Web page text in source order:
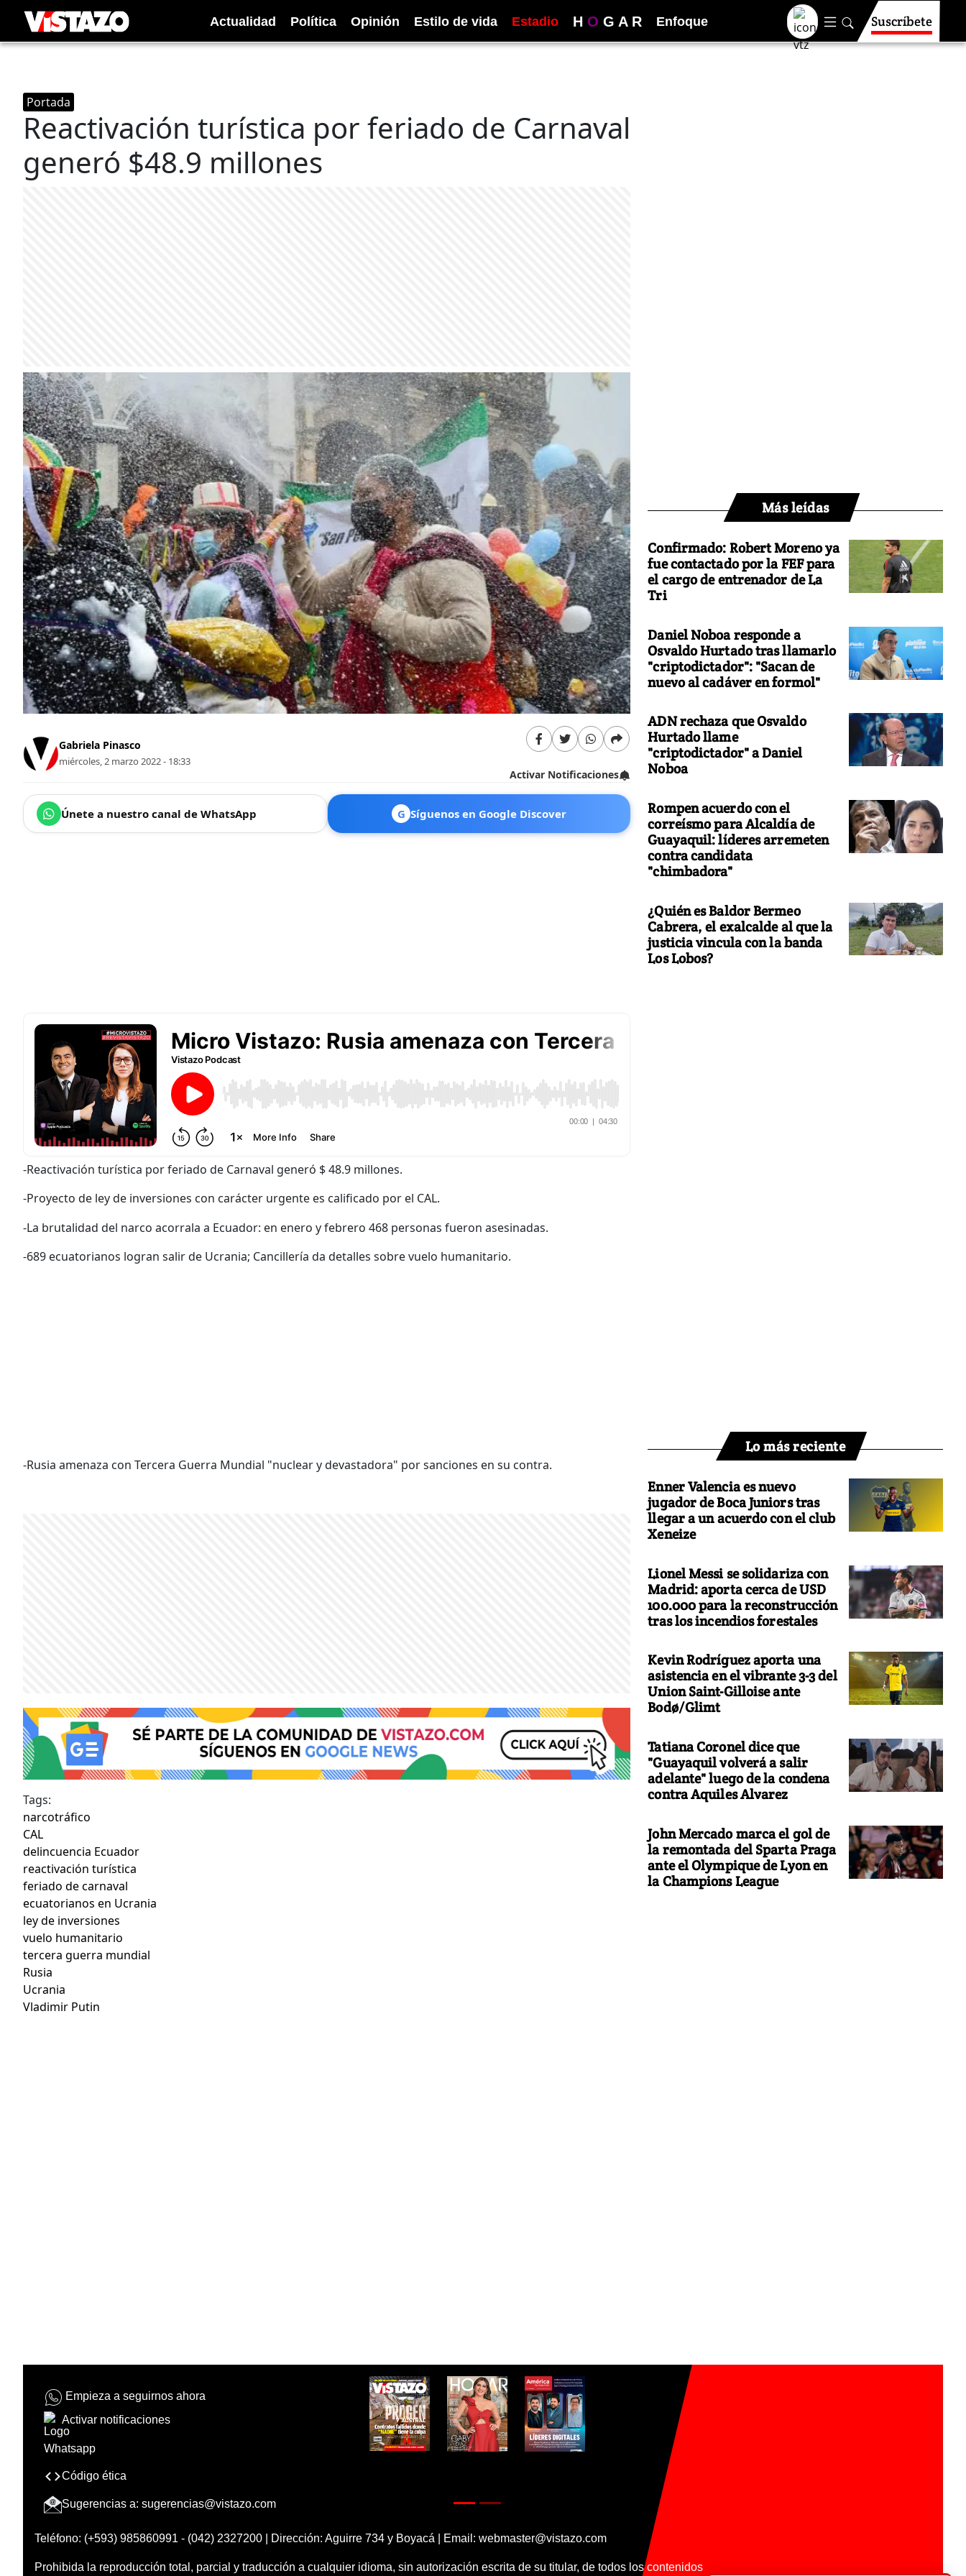
Actualidad Política Opinión Estilo de vida Estadio H O G A R Enfoque Suscríbete
Portada
Reactivación turística por feriado de Carnaval
generó $48.9 millones
Gabriela Pinasco
miércoles, 2 marzo 2022 - 18:33
Activar Notificaciones
Únete a nuestro canal de WhatsApp G Síguenos en Google Discover
-Reactivación turística por feriado de Carnaval generó $ 48.9 millones.
-Proyecto de ley de inversiones con carácter urgente es calificado por el CAL.
-La brutalidad del narco acorrala a Ecuador: en enero y febrero 468 personas fueron asesinadas.
-689 ecuatorianos logran salir de Ucrania; Cancillería da detalles sobre vuelo humanitario.
-Rusia amenaza con Tercera Guerra Mundial "nuclear y devastadora" por sanciones en su contra.
Tags:
narcotráfico
CAL
delincuencia Ecuador
reactivación turística
feriado de carnaval
ecuatorianos en Ucrania
ley de inversiones
vuelo humanitario
tercera guerra mundial
Rusia
Ucrania
Vladimir Putin
Más leídas
Confirmado: Robert Moreno ya
fue contactado por la FEF para
el cargo de entrenador de La
Tri
Daniel Noboa responde a
Osvaldo Hurtado tras llamarlo
"criptodictador": "Sacan de
nuevo al cadáver en formol"
ADN rechaza que Osvaldo
Hurtado llame
"criptodictador" a Daniel
Noboa
Rompen acuerdo con el
correísmo para Alcaldía de
Guayaquil: líderes arremeten
contra candidata
"chimbadora"
¿Quién es Baldor Bermeo
Cabrera, el exalcalde al que la
justicia vincula con la banda
Los Lobos?
Lo más reciente
Enner Valencia es nuevo
jugador de Boca Juniors tras
llegar a un acuerdo con el club
Xeneize
Lionel Messi se solidariza con
Madrid: aporta cerca de USD
100.000 para la reconstrucción
tras los incendios forestales
Kevin Rodríguez aporta una
asistencia en el vibrante 3-3 del
Union Saint-Gilloise ante
Bodø/Glimt
Tatiana Coronel dice que
"Guayaquil volverá a salir
adelante" luego de la condena
contra Aquiles Alvarez
John Mercado marca el gol de
la remontada del Sparta Praga
ante el Olympique de Lyon en
la Champions League
Empieza a seguirnos ahora
Activar notificaciones
Código ética
Sugerencias a: sugerencias@vistazo.com
Teléfono: (+593) 985860991 - (042) 2327200 | Dirección: Aguirre 734 y Boyacá | Email: webmaster@vistazo.com
Prohibida la reproducción total, parcial y traducción a cualquier idioma, sin autorización escrita de su titular, de todos los contenidos